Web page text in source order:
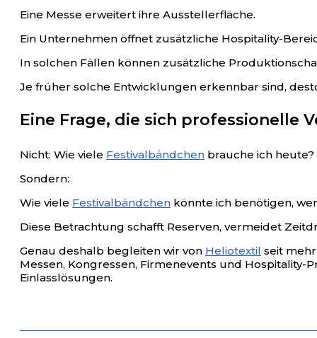
Eine Messe erweitert ihre Ausstellerfläche.
Ein Unternehmen öffnet zusätzliche Hospitality-
In solchen Fällen können zusätzliche
Je früher solche Entwicklungen erkennbar sind,
Eine Frage, die sich professionelle
Nicht: Wie viele Festivalbändchen brauche ich heute?
Sondern:
Wie viele Festivalbändchen könnte ich benötigen,
Diese Betrachtung schafft Reserven, vermeidet
Genau deshalb begleiten wir von Heliotextil seit
Messen, Kongressen, Firmenevents und
Einlasslösungen.